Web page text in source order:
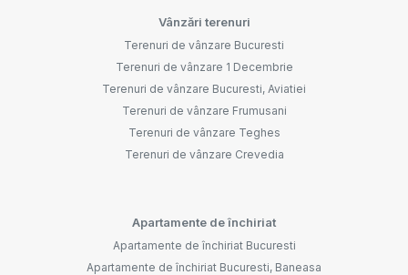
Vânzări terenuri
Terenuri de vânzare Bucuresti
Terenuri de vânzare 1 Decembrie
Terenuri de vânzare Bucuresti, Aviatiei
Terenuri de vânzare Frumusani
Terenuri de vânzare Teghes
Terenuri de vânzare Crevedia
Apartamente de închiriat
Apartamente de închiriat Bucuresti
Apartamente de închiriat Bucuresti, Baneasa